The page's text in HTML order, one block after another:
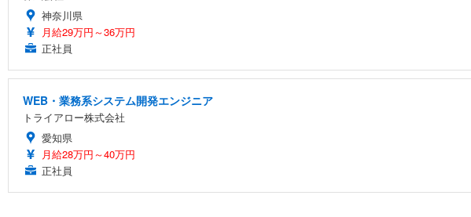
神奈川県
月給29万円～36万円
正社員
WEB・業務系システム開発エンジニア
トライアロー株式会社
愛知県
月給28万円～40万円
正社員